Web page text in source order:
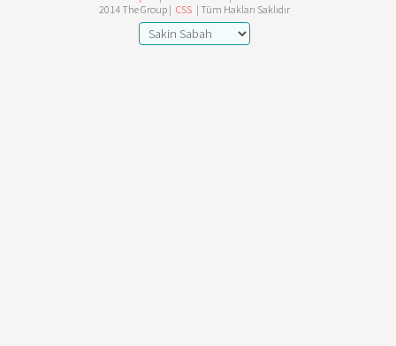
2014 The Group | CSS | Tüm Hakları Saklıdır